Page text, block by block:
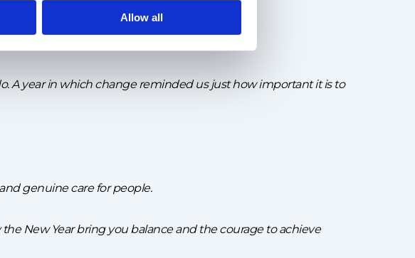
Allow all
A year in which change reminded us just how important it is to
genuine care for people.
New Year bring you balance and the courage to achieve